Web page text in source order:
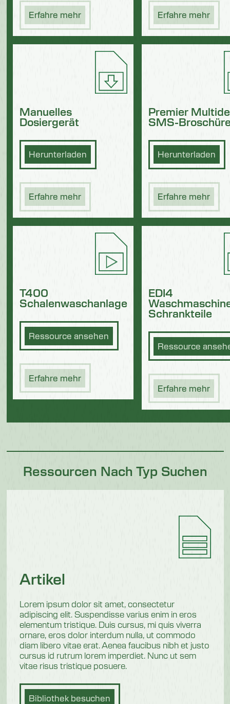
Erfahre mehr Erfahre mehr
Manuelles
Dosiergerät
Herunterladen
Erfahre mehr
Premier
SMS-
Herunterladen
Erfahre mehr
T400
Schalenwaschanlage
Ressource ansehen
Erfahre mehr
EDI4
Schrankteile
Ressource
Erfahre mehr
Ressourcen Nach Typ Suchen
Artikel
Lorem ipsum dolor sit amet, consectetur
adipiscing elit. Suspendisse varius enim in eros
elementum tristique. Duis cursus, mi quis viverra
ornare, eros dolor interdum nulla, ut commodo
diam libero vitae erat. Aenea faucibus nibh et justo
cursus id rutrum lorem imperdiet. Nunc ut sem
vitae risus tristique posuere.
Bibliothek besuchen